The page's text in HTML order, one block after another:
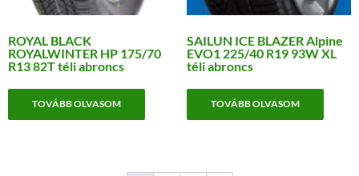
ROYAL BLACK
ROYALWINTER HP 175/70
R13 82T téli abroncs
TOVÁBB OLVASOM
SAILUN ICE BLAZER Alpine
EVO1 225/40 R19 93W XL
téli abroncs
TOVÁBB OLVASOM